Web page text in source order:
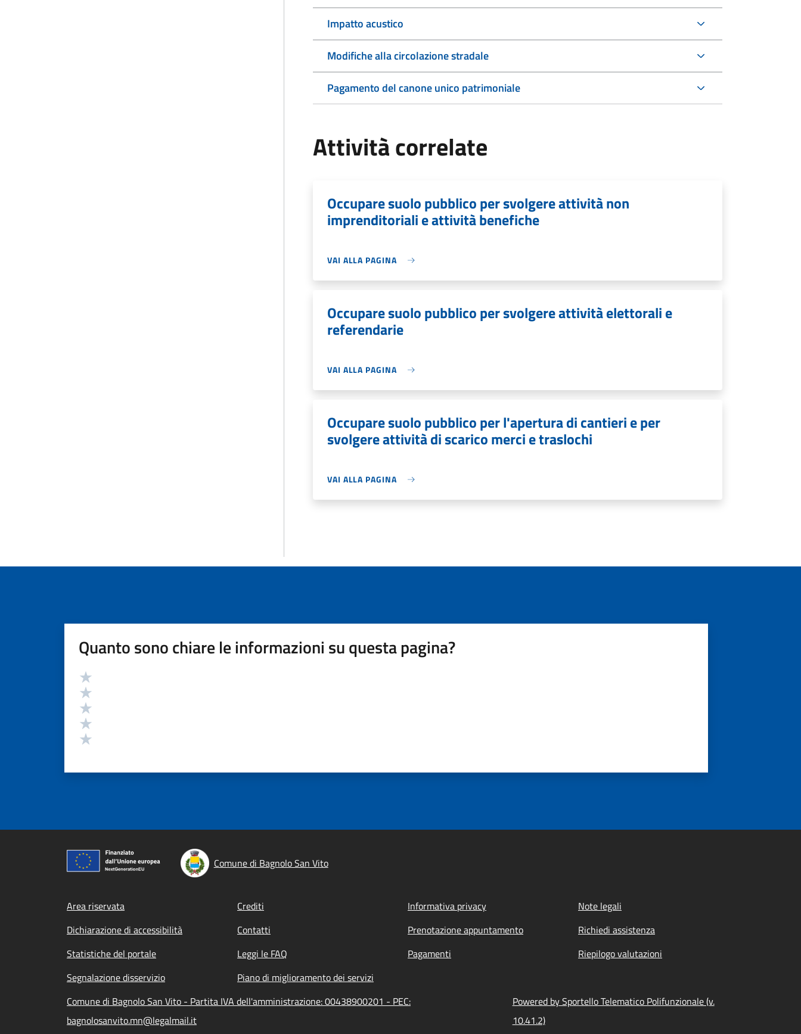
Impatto acustico
Modifiche alla circolazione stradale
Pagamento del canone unico patrimoniale
Attività correlate
Occupare suolo pubblico per svolgere attività non
imprenditoriali e attività benefiche
VAI ALLA PAGINA
Occupare suolo pubblico per svolgere attività elettorali e
referendarie
VAI ALLA PAGINA
Occupare suolo pubblico per l'apertura di cantieri e per
svolgere attività di scarico merci e traslochi
VAI ALLA PAGINA
Quanto sono chiare le informazioni su questa pagina?
Valutazione
Comune di Bagnolo San Vito
Footer menu
Area riservata Crediti Informativa privacy
Note legali
Dichiarazione di accessibilità
Contatti Prenotazione appuntamento
Richiedi assistenza
Statistiche del portale
Leggi le FAQ Pagamenti
Riepilogo valutazioni
Segnalazione disservizio
Piano di miglioramento dei servizi
Comune di Bagnolo San Vito - Partita IVA dell'amministrazione: 00438900201 - PEC:
bagnolosanvito.mn@legalmail.it
Powered by Sportello Telematico Polifunzionale (v.
10.41.2)